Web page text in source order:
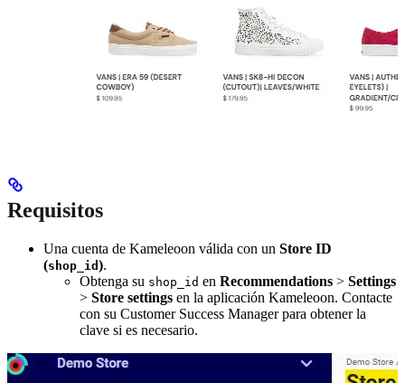
Requisitos
Una cuenta de Kameleoon válida con un Store ID
(shop_id ).
Obtenga su shop_id en Recommendations > Settings
> Store settings en la aplicación Kameleoon. Contacte
con su Customer Success Manager para obtener la
clave si es necesario.